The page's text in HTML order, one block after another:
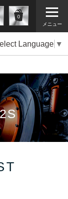
メニュー
0
Language ▼